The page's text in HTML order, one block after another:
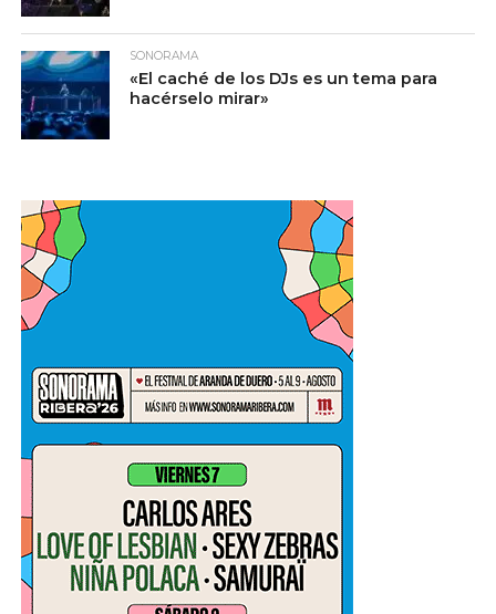
SONORAMA
«El caché de los DJs es un tema para
hacérselo mirar»